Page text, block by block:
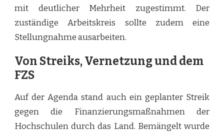
mit deutlicher Mehrheit zugestimmt. Der
zuständige Arbeitskreis sollte zudem eine
Stellungnahme ausarbeiten.
Von Streiks, Vernetzung und dem
FZS
Auf der Agenda stand auch ein geplanter Streik
gegen die Finanzierungsmaßnahmen der
Hochschulen durch das Land. Bemängelt wurde